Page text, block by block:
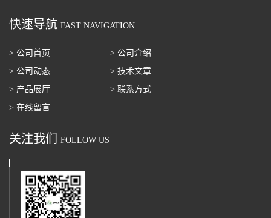
快速导航 FAST NAVIGATION
> 公司首页
> 公司介绍
> 公司动态
> 技术文章
> 产品展厅
> 联系方式
> 在线留言
关注我们 FOLLOW US